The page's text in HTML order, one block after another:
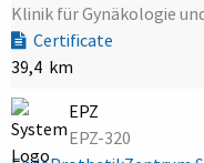
Klinik für Gynäkologie
Certificate
39,4 km
EPZ
EPZ-320